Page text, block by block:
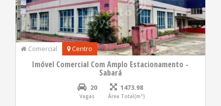
Comercial Centro
Imóvel Comercial Com Amplo Estacionamento -
Sabará
20
Vagas
1473.98
Área Total(m²)